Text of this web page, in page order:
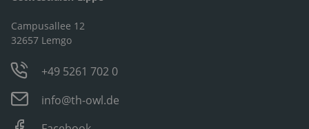
Campusallee 12
32657 Lemgo
+49 5261 702 0
info@th-owl.de